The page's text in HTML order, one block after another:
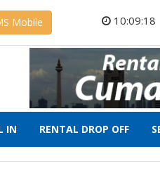
Mobile 10:09:18
IN RENTAL DROP OFF